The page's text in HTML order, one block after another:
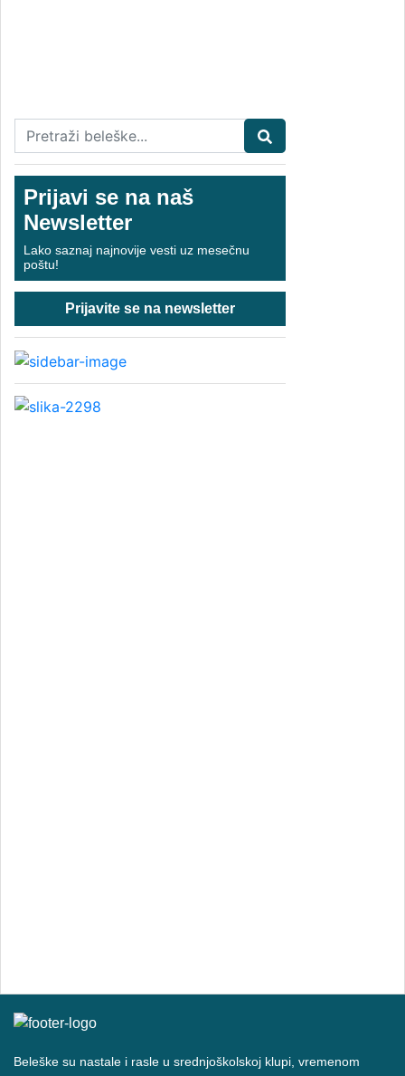
Prijavi se na naš
Newsletter
Lako saznaj najnovije vesti uz mesečnu
poštu!
Prijavite se na newsletter
Beleške su nastale i rasle u srednjoškolskoj klupi, vremenom